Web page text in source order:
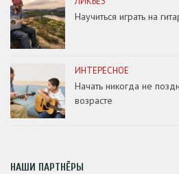
Научиться играть на
ИНТЕРЕСНОЕ
Начать никогда не
возрасте
НАШИ ПАРТНЁРЫ